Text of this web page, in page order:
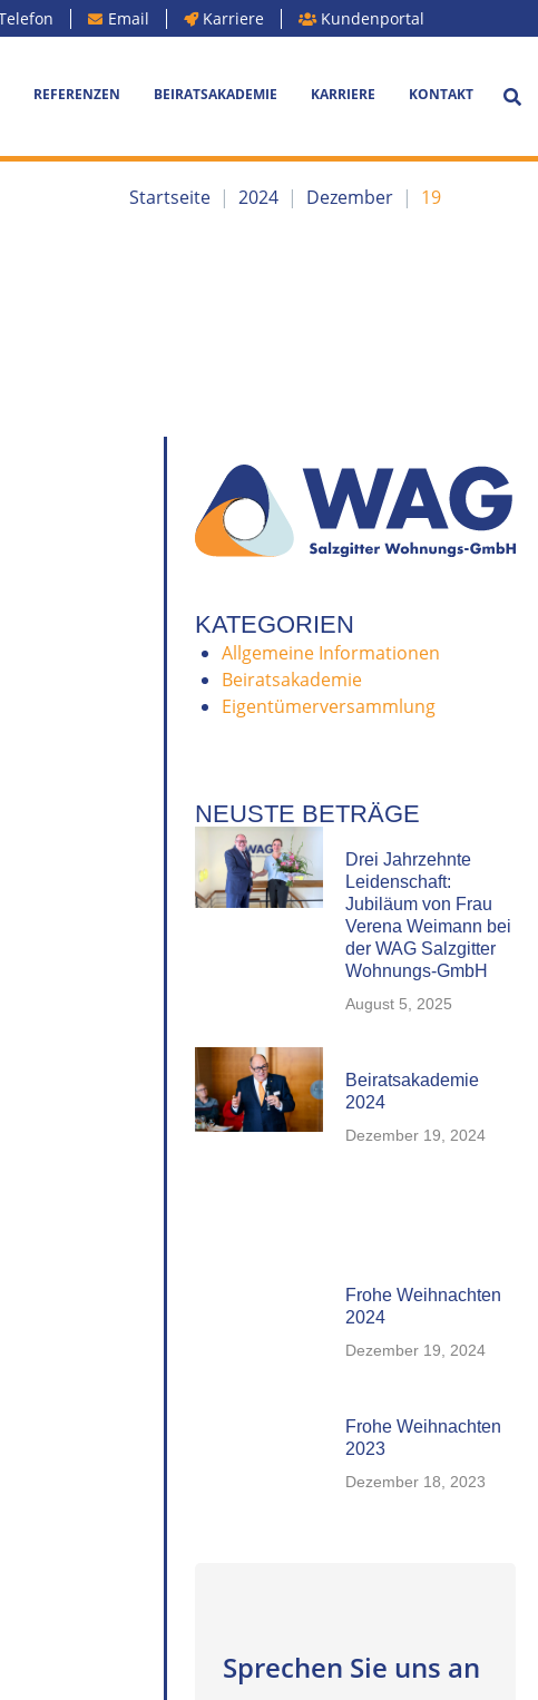
Email Karriere Kundenportal
REFERENZEN BEIRATSAKADEMIE KARRIERE KONTAKT
Startseite | 2024 | Dezember | 19
KATEGORIEN
Allgemeine Informationen
Beiratsakademie
Eigentümerversammlung
NEUSTE BETRÄGE
Drei Jahrzehnte
Leidenschaft:
Jubiläum von Frau
Verena Weimann bei
der WAG Salzgitter
Wohnungs-GmbH
August 5, 2025
Beiratsakademie
2024
Dezember 19, 2024
Frohe Weihnachten
2024
Dezember 19, 2024
Frohe Weihnachten
2023
Dezember 18, 2023
Sprechen Sie uns an